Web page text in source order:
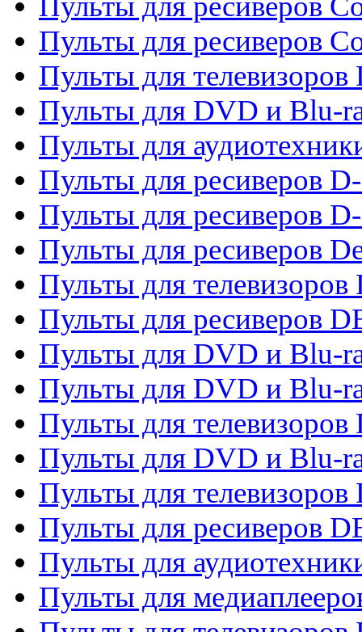
Пульты для ресиверов
Пульты для телевизоров
Пульты для DVD и Blu-
Пульты для
Пульты для ресиверов
Пульты для ресиверов
Пульты для ресиверов
Пульты для телевизоров
Пульты для ресиверов
Пульты для DVD и Blu-
Пульты для DVD и Blu-
Пульты для
Пульты для DVD и Blu-
Пульты для телевизоров
Пульты для ресиверов
Пульты для
Пульты для